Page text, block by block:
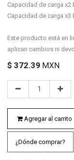
Capacidad de carga x2
Capacidad de carga x3
Este producto está en
aplican cambios ni
$ 372.39 MXN
Agregar al carrito
¿Dónde comprar?